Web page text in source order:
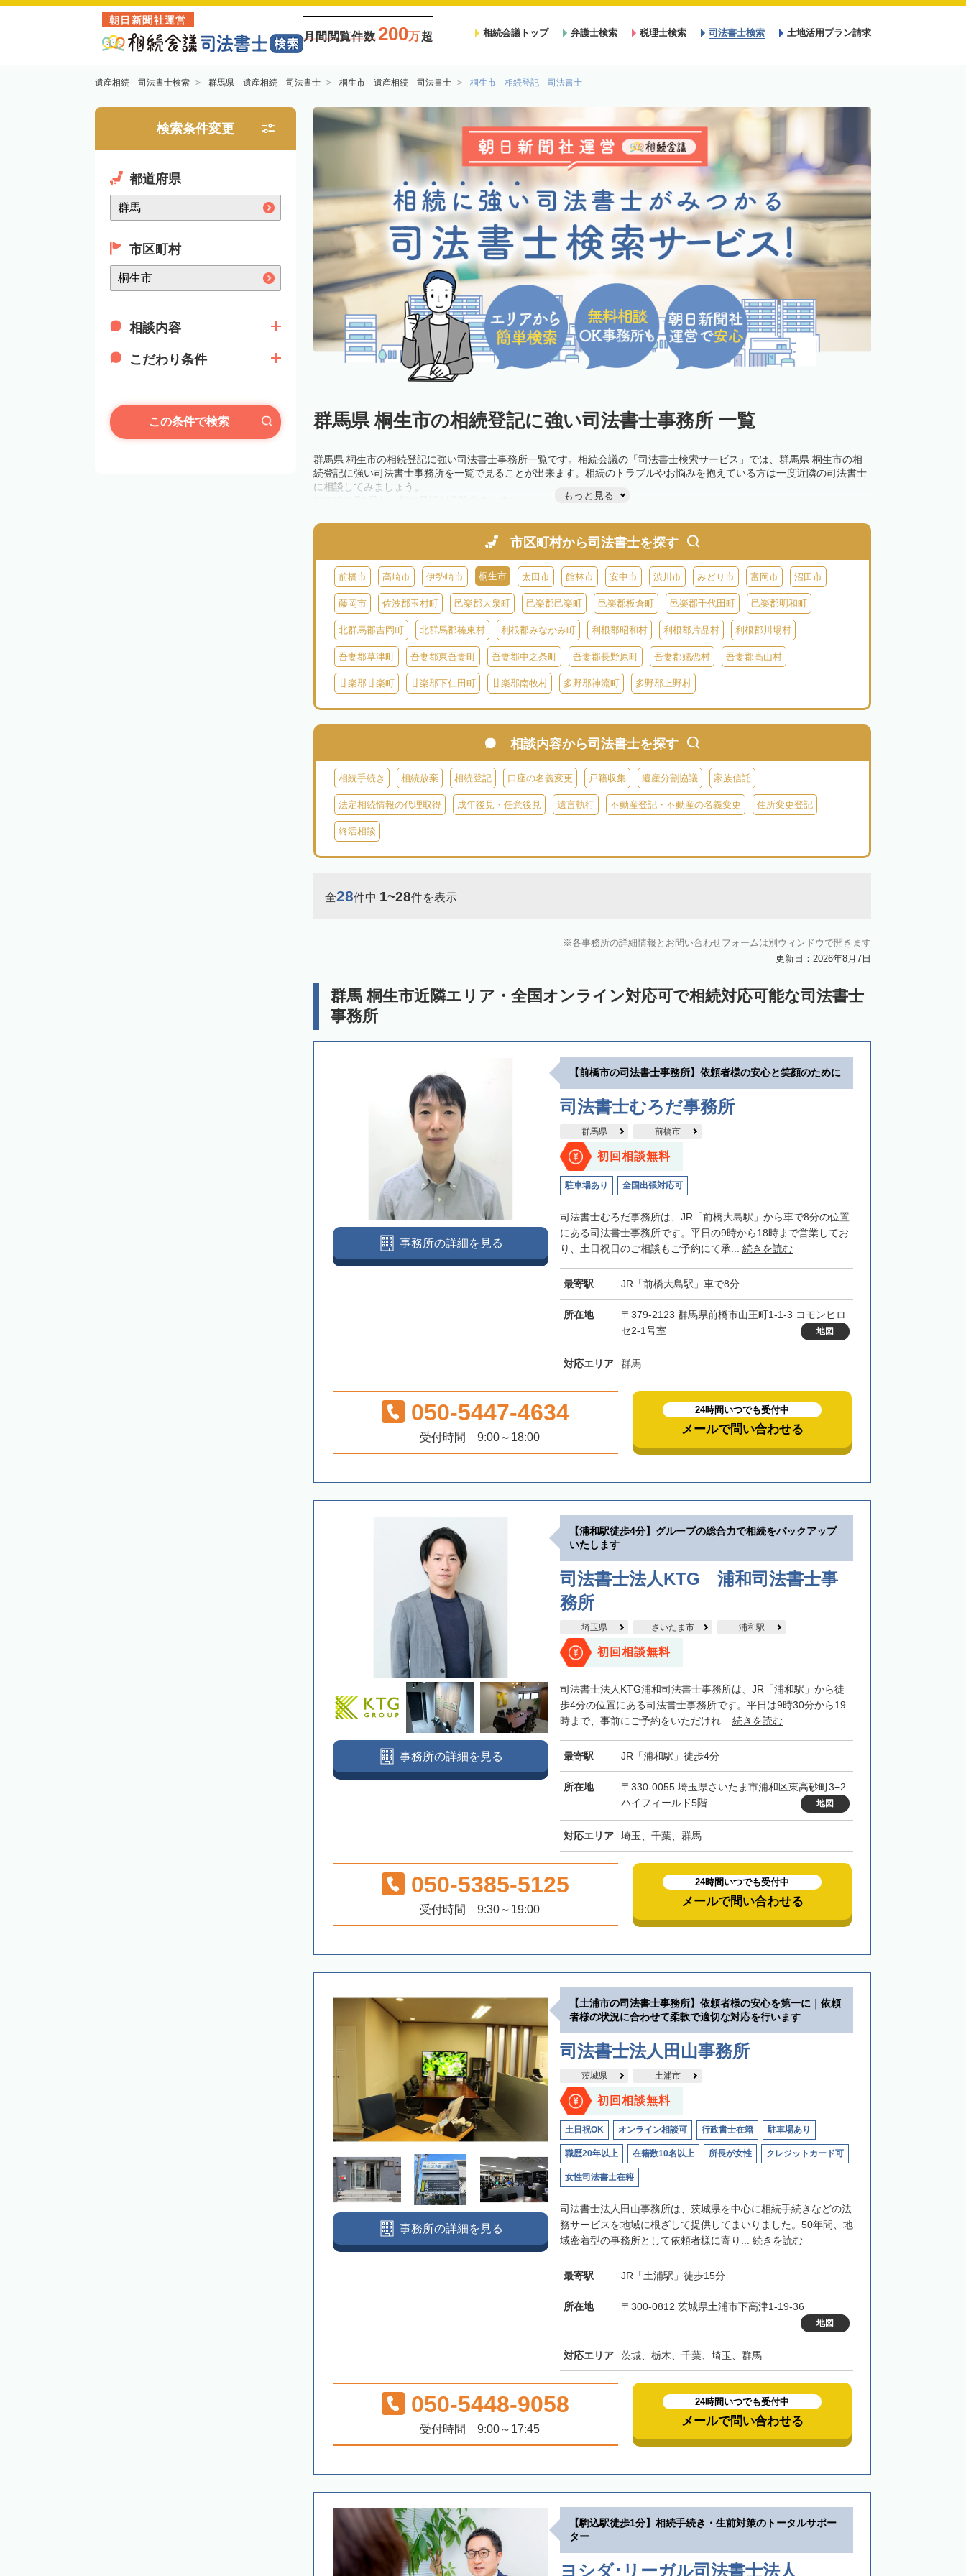
朝日新聞社運営
月間閲覧件数 200万超 相続会議トップ 弁護士検索 税理士検索 司法書士検索 土地活用プラン請求
遺産相続 司法書士検索 群馬県 遺産相続 司法書士 桐生市 遺産相続 司法書士 桐生市 相続登記 司法書士
検索条件変更
都道府県
市区町村
相談内容
こだわり条件
この条件で検索 群馬県 桐生市の相続登記に強い司法書士事務所 一覧
群馬県 桐生市の相続登記に強い司法書士事務所一覧です。相続会議の「司法書士検索サービス」では、群馬県 桐生市の相
続登記に強い司法書士事務所を一覧で見ることが出来ます。相続のトラブルやお悩みを抱えている方は一度近隣の司法書士
に相談してみましょう。
きが必要です。義務化前の相続も対象となるため注意しましょう。
相続登記は法律で定められており、司法書士に依頼すれば手間を省けます。その他の相続手続きも任せることが可能です。
制度の活用を検討しましょう。司法書士への相談も可能です。
もっと見る
市区町村から司法書士を探す
前橋市 高崎市 伊勢崎市 桐生市 太田市 館林市 安中市 渋川市 みどり市 富岡市 沼田市
藤岡市 佐波郡玉村町 邑楽郡大泉町 邑楽郡邑楽町 邑楽郡板倉町 邑楽郡千代田町 邑楽郡明和町
北群馬郡吉岡町 北群馬郡榛東村 利根郡みなかみ町 利根郡昭和村 利根郡片品村 利根郡川場村
吾妻郡草津町 吾妻郡東吾妻町 吾妻郡中之条町 吾妻郡長野原町 吾妻郡嬬恋村 吾妻郡高山村
甘楽郡甘楽町 甘楽郡下仁田町 甘楽郡南牧村 多野郡神流町 多野郡上野村
相談内容から司法書士を探す
相続手続き 相続放棄 相続登記 口座の名義変更 戸籍収集 遺産分割協議 家族信託
法定相続情報の代理取得 成年後見・任意後見 遺言執行 不動産登記・不動産の名義変更 住所変更登記
終活相談
全28件中 1~28件を表示
各事務所の詳細情報とお問い合わせフォームは別ウィンドウで開きます
更新日：2026年8月7日
群馬 桐生市近隣エリア・全国オンライン対応可で相続対応可能な司法書士
事務所
【前橋市の司法書士事務所】依頼者様の安心と笑顔のために
司法書士むろだ事務所
群馬県 前橋市
初回相談無料
駐車場あり 全国出張対応可
司法書士むろだ事務所は、JR「前橋大島駅」から車で8分の位置
にある司法書士事務所です。平日の9時から18時まで営業してお
り、土日祝日のご相談もご予約にて承... 続きを読む
最寄駅 JR「前橋大島駅」車で8分
所在地
〒379-2123 群馬県前橋市山王町1-1-3 コモンヒロ
セ2-1号室
地図
対応エリア 群馬
事務所の詳細を見る
050-5447-4634
受付時間 9:00～18:00
24時間いつでも受付中
メールで問い合わせる
【浦和駅徒歩4分】グループの総合力で相続をバックアップ
いたします
司法書士法人KTG 浦和司法書士事
務所
埼玉県 さいたま市 浦和駅
初回相談無料
司法書士法人KTG浦和司法書士事務所は、JR「浦和駅」から徒
歩4分の位置にある司法書士事務所です。平日は9時30分から19
時まで、事前にご予約をいただけれ... 続きを読む
最寄駅 JR「浦和駅」徒歩4分
所在地
〒330-0055 埼玉県さいたま市浦和区東高砂町3−2
ハイフィールド5階
地図
対応エリア 埼玉、千葉、群馬
事務所の詳細を見る
050-5385-5125
受付時間 9:30～19:00
24時間いつでも受付中
メールで問い合わせる
【土浦市の司法書士事務所】依頼者様の安心を第一に｜依頼
者様の状況に合わせて柔軟で適切な対応を行います
司法書士法人田山事務所
茨城県 土浦市
初回相談無料
土日祝OK オンライン相談可 行政書士在籍 駐車場あり
職歴20年以上 在籍数10名以上 所長が女性 クレジットカード可
女性司法書士在籍
司法書士法人田山事務所は、茨城県を中心に相続手続きなどの法
務サービスを地域に根ざして提供してまいりました。50年間、地
域密着型の事務所として依頼者様に寄り... 続きを読む
最寄駅 JR「土浦駅」徒歩15分
所在地 〒300-0812 茨城県土浦市下高津1-19-36
地図
対応エリア 茨城、栃木、千葉、埼玉、群馬
事務所の詳細を見る
050-5448-9058
受付時間 9:00～17:45
24時間いつでも受付中
メールで問い合わせる
【駒込駅徒歩1分】相続手続き・生前対策のトータルサポー
ター
ヨシダ･リーガル司法書士法人